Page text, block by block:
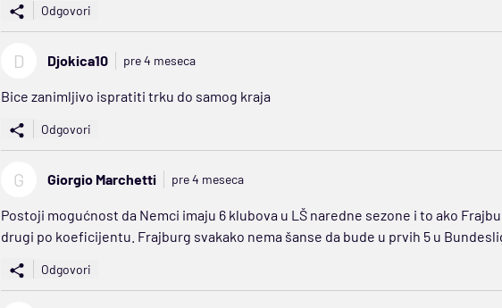
Odgovori
D Djokica10 pre 4 meseca
Bice zanimljivo ispratiti trku do samog kraja
Odgovori
G Giorgio Marchetti pre 4 meseca
Postoji mogućnost da Nemci imaju 6 klubova u LŠ naredne sezone i to ako
drugi po koeficijentu. Frajburg svakako nema šanse da bude u prvih 5 u
Odgovori